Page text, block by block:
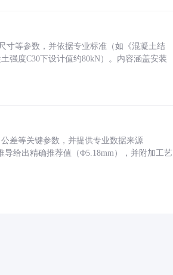
寸等参数，并依据专业标准（如《混凝土结
强度C30下设计值约80kN）。内容涵盖安装
差等关键参数，并提供专业数据来源
导给出精确推荐值（Φ5.18mm），并附加工艺